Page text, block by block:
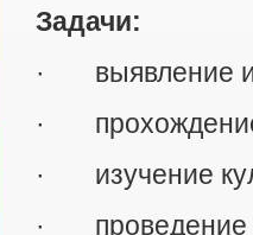
Задачи:
· выявление и
· прохождение
· изучение
· проведение